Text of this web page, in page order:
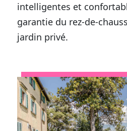
intelligentes et
garantie du rez-de-
jardin privé.